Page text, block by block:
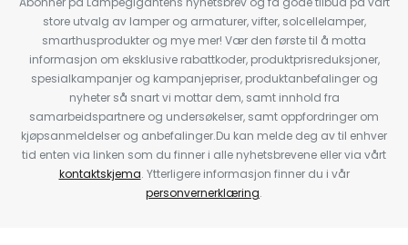
store utvalg av lamper og armaturer, vifter, solcellelamper,
smarthusprodukter og mye mer! Vær den første til å motta
informasjon om eksklusive rabattkoder, produktprisreduksjoner,
spesialkampanjer og kampanjepriser, produktanbefalinger og
nyheter så snart vi mottar dem, samt innhold fra
samarbeidspartnere og undersøkelser, samt oppfordringer om
kjøpsanmeldelser og anbefalinger.Du kan melde deg av til enhver
tid enten via linken som du finner i alle nyhetsbrevene eller via vårt
kontaktskjema. Ytterligere informasjon finner du i vår
personvernerklæring.